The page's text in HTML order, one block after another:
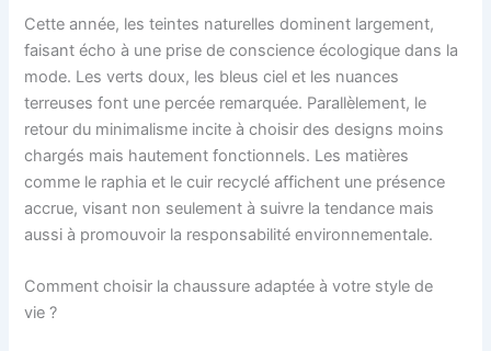
Cette année, les teintes naturelles dominent largement,
faisant écho à une prise de conscience écologique dans la
mode. Les verts doux, les bleus ciel et les nuances
terreuses font une percée remarquée. Parallèlement, le
retour du minimalisme incite à choisir des designs moins
chargés mais hautement fonctionnels. Les matières
comme le raphia et le cuir recyclé affichent une présence
accrue, visant non seulement à suivre la tendance mais
aussi à promouvoir la responsabilité environnementale.
Comment choisir la chaussure adaptée à votre style de
vie ?